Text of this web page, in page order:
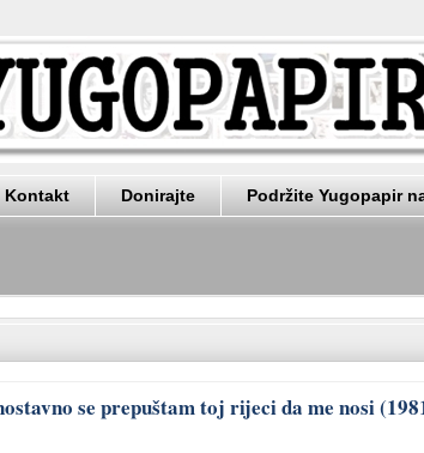
Kontakt Donirajte Podržite Yugopapir
se prepuštam toj rijeci da me nosi